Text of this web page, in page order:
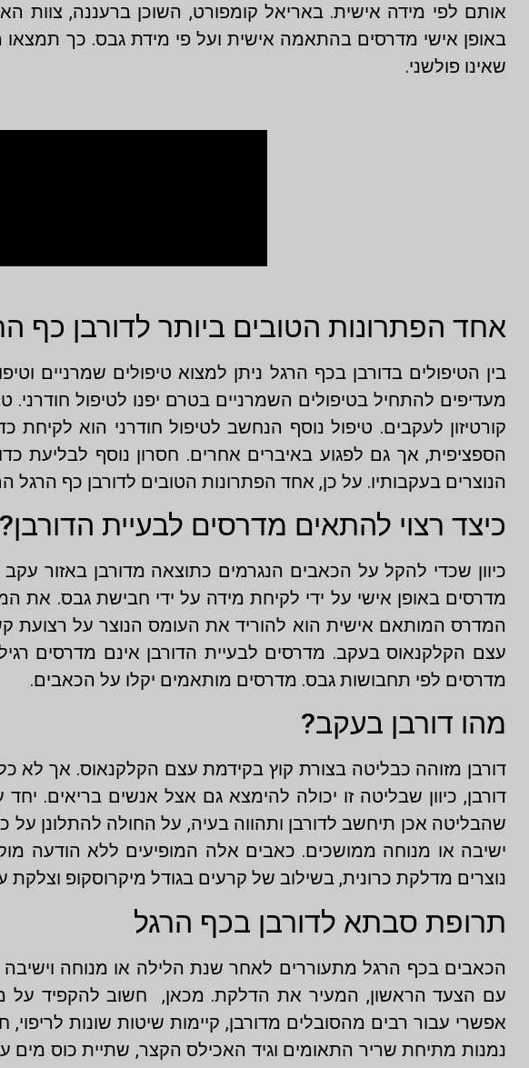
אותם לפי מידה אישית. באריאל קומפורט, השוכן ברעננה, צוות
באופן אישי מדרסים בהתאמה אישית ועל פי מידת גבס. כך תמצאו
שאינו פולשני.
אחד הפתרונות הטובים ביותר לדורבן כף
בין הטיפולים בדורבן בכף הרגל ניתן למצוא טיפולים שמרניים
מעדיפים להתחיל בטיפולים השמרניים בטרם יפנו לטיפול חודרני.
קורטיזון לעקבים. טיפול נוסף הנחשב לטיפול חודרני הוא
הספציפית, אך גם לפגוע באיברים אחרים. חסרון נוסף לבליעת
הנוצרים בעקבותיו. על כן, אחד הפתרונות הטובים לדורבן כף
כיצד רצוי להתאים מדרסים לבעיית הדורבן?
כיוון שכדי להקל על הכאבים הנגרמים כתוצאה מדורבן באזור
מדרסים באופן אישי על ידי לקיחת מידה על ידי חבישת גבס.
המדרס המותאם אישית הוא להוריד את העומס הנוצר על רצועת
עצם הקלקנאוס בעקב. מדרסים לבעיית הדורבן אינם מדרסים
מדרסים לפי תחבושות גבס. מדרסים מותאמים יקלו על הכאבים.
מהו דורבן בעקב?
דורבן מזוהה כבליטה בצורת קוץ בקידמת עצם הקלקנאוס. אך לא
דורבן, כיוון שבליטה זו יכולה להימצא גם אצל אנשים
שהבליטה אכן תיחשב לדורבן ותהווה בעיה, על החולה להתלונן
ישיבה או מנוחה ממושכים. כאבים אלה המופיעים ללא הודעה
נוצרים מדלקת כרונית, בשילוב של קרעים בגודל מיקרוסקופ
תרופת סבתא לדורבן בכף הרגל
הכאבים בכף הרגל מתעוררים לאחר שנת הלילה או מנוחה
עם הצעד הראשון, המעיר את הדלקת. מכאן, חשוב להקפיד על
אפשרי עבור רבים מהסובלים מדורבן, קיימות שיטות שונות
נמנות מתיחת שריר התאומים וגיד האכילס הקצר, שתיית כוס